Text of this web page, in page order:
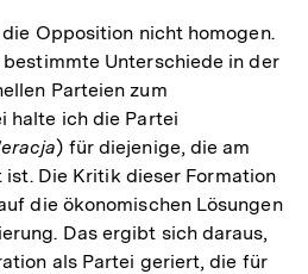
Opposition nicht homogen.
Unterschiede in der
Parteien zum
halte ich die Partei
) für diejenige, die am
Die Kritik dieser Formation
die ökonomischen Lösungen
Das ergibt sich daraus,
als Partei geriert, die für